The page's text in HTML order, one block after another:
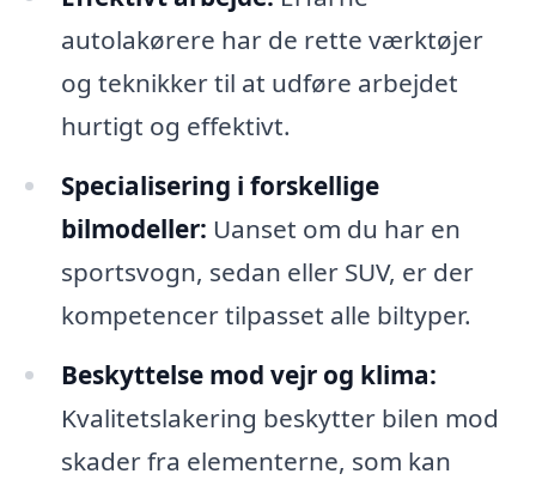
autolakørere har de rette værktøjer
og teknikker til at udføre arbejdet
hurtigt og effektivt.
Specialisering i forskellige
bilmodeller: Uanset om du har en
sportsvogn, sedan eller SUV, er der
kompetencer tilpasset alle biltyper.
Beskyttelse mod vejr og klima:
Kvalitetslakering beskytter bilen mod
skader fra elementerne, som kan